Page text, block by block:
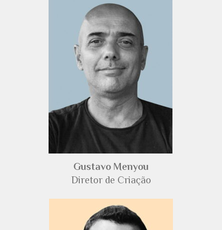
Gustavo Menyou
Diretor de Criação